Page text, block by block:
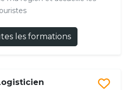
les formations